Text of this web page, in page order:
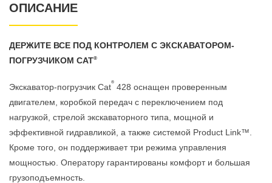
ОПИСАНИЕ
ДЕРЖИТЕ ВСЕ ПОД КОНТРОЛЕМ С ЭКСКАВАТОРОМ-
ПОГРУЗЧИКОМ CAT®
Экскаватор-погрузчик Cat
®
428 оснащен проверенным
двигателем, коробкой передач с переключением под
нагрузкой, стрелой экскаваторного типа, мощной и
эффективной гидравликой, а также системой Product Link™.
Кроме того, он поддерживает три режима управления
мощностью. Оператору гарантированы комфорт и большая
грузоподъемность.